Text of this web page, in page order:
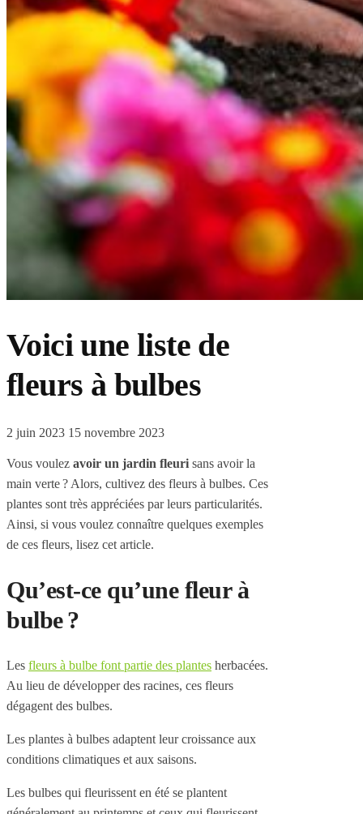
Voici une liste de
fleurs à bulbes
2 juin 2023 15 novembre 2023
Vous voulez avoir un jardin fleuri sans avoir la
main verte ? Alors, cultivez des fleurs à bulbes. Ces
plantes sont très appréciées par leurs particularités.
Ainsi, si vous voulez connaître quelques exemples
de ces fleurs, lisez cet article.
Qu’est-ce qu’une fleur à
bulbe ?
Les fleurs à bulbe font partie des plantes herbacées.
Au lieu de développer des racines, ces fleurs
dégagent des bulbes.
Les plantes à bulbes adaptent leur croissance aux
conditions climatiques et aux saisons.
Les bulbes qui fleurissent en été se plantent